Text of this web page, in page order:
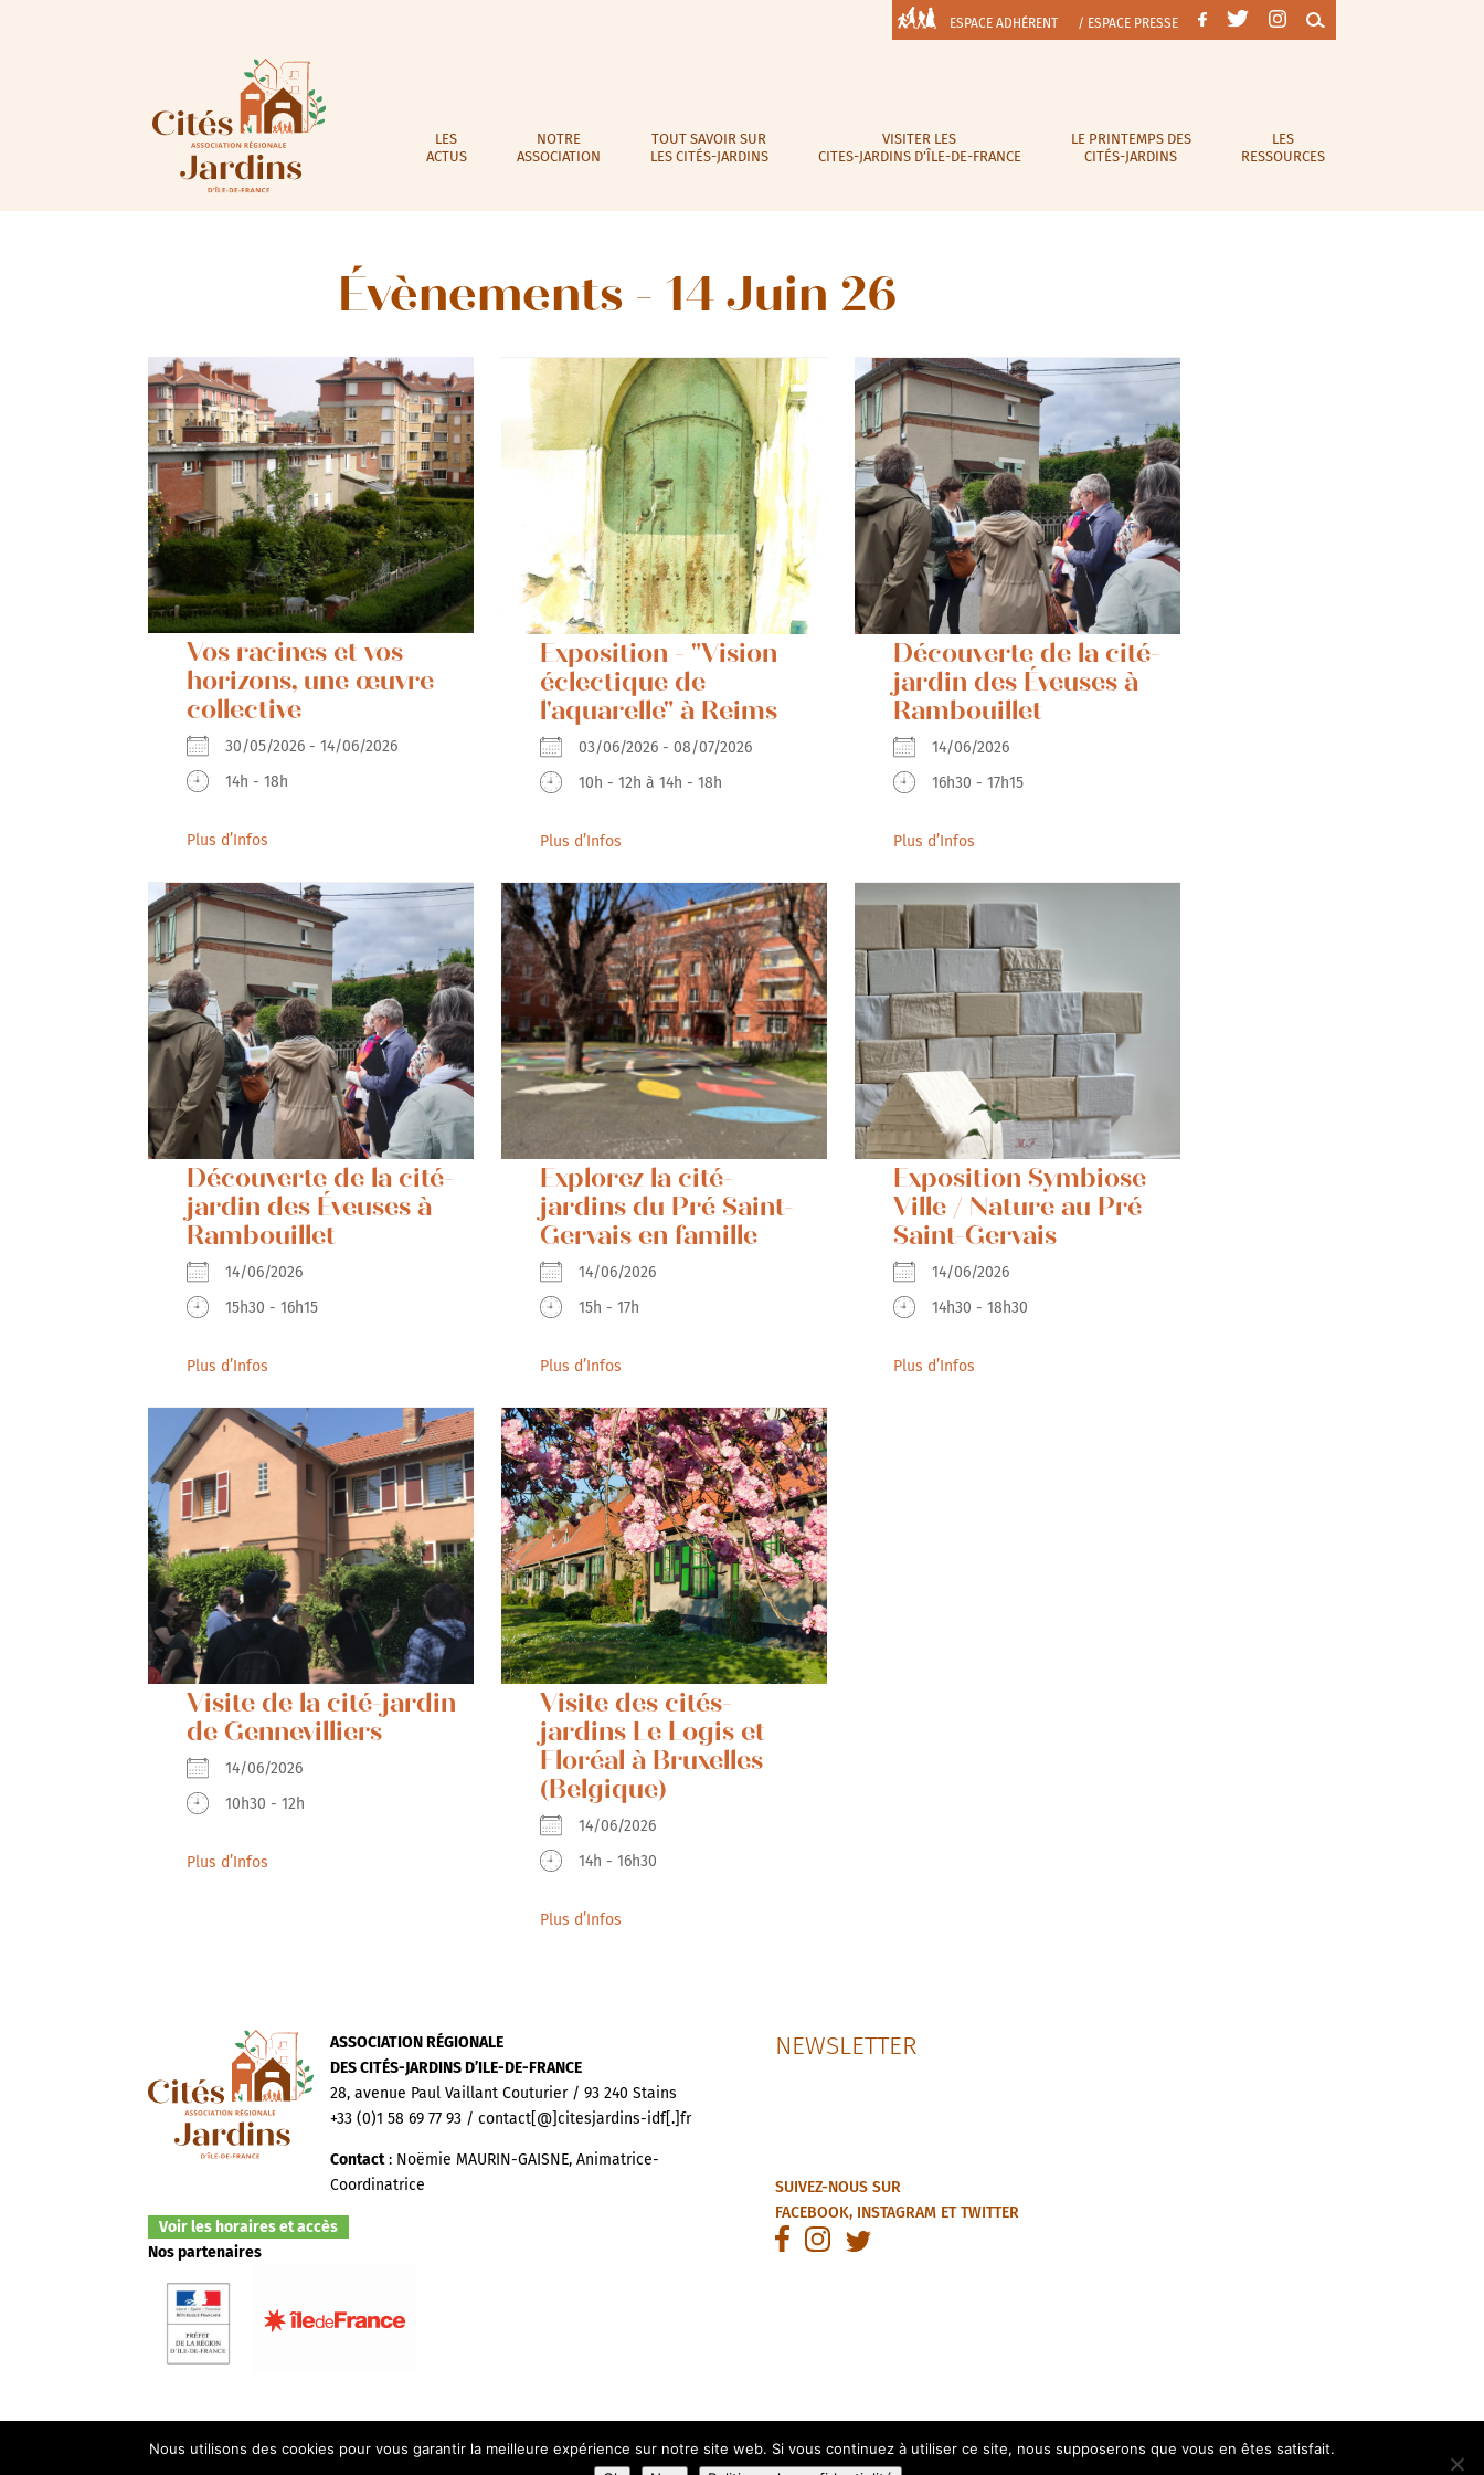
ESPACE ADHÉRENT / ESPACE PRESSE
LES
ACTUS
NOTRE
ASSOCIATION
TOUT SAVOIR SUR
LES CITÉS-JARDINS
VISITER LES
CITES-JARDINS D’ÎLE-DE-FRANCE
LE PRINTEMPS DES
CITÉS-JARDINS
LES
RESSOURCES
Évènements - 14 Juin 26
Vos racines et vos
horizons, une œuvre
collective
30/05/2026 - 14/06/2026
14h - 18h
Plus d’Infos
Exposition - "Vision
éclectique de
l'aquarelle" à Reims
03/06/2026 - 08/07/2026
10h - 12h à 14h - 18h
Plus d’Infos
Découverte de la cité-
jardin des Éveuses à
Rambouillet
14/06/2026
16h30 - 17h15
Plus d’Infos
Découverte de la cité-
jardin des Éveuses à
Rambouillet
14/06/2026
15h30 - 16h15
Plus d’Infos
Explorez la cité-
jardins du Pré Saint-
Gervais en famille
14/06/2026
15h - 17h
Plus d’Infos
Exposition Symbiose
Ville / Nature au Pré
Saint-Gervais
14/06/2026
14h30 - 18h30
Plus d’Infos
Visite de la cité-jardin
de Gennevilliers
14/06/2026
10h30 - 12h
Plus d’Infos
Visite des cités-
jardins Le Logis et
Floréal à Bruxelles
(Belgique)
14/06/2026
14h - 16h30
Plus d’Infos
ASSOCIATION RÉGIONALE
DES CITÉS-JARDINS D’ILE-DE-FRANCE
28, avenue Paul Vaillant Couturier / 93 240 Stains
+33 (0)1 58 69 77 93 / contact[@]citesjardins-idf[.]fr
Contact: Noëmie MAURIN-GAISNE, Animatrice-
Coordinatrice
Voir les horaires et accès
Nos partenaires
NEWSLETTER
SUIVEZ-NOUS SUR
FACEBOOK, INSTAGRAMETTWITTER
Nous utilisons des cookies pour vous garantir la meilleure expérience sur notre site web. Si vous continuez à utiliser ce site, nous supposerons que vous en êtes satisfait.